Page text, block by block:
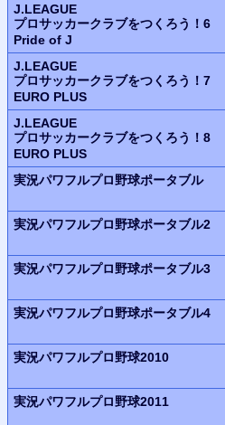
J.LEAGUE
プロサッカークラブをつくろう！6
Pride of J
J.LEAGUE
プロサッカークラブをつくろう！7
EURO PLUS
J.LEAGUE
プロサッカークラブをつくろう！8
EURO PLUS
実況パワフルプロ野球ポータブル
実況パワフルプロ野球ポータブル2
実況パワフルプロ野球ポータブル3
実況パワフルプロ野球ポータブル4
実況パワフルプロ野球2010
実況パワフルプロ野球2011